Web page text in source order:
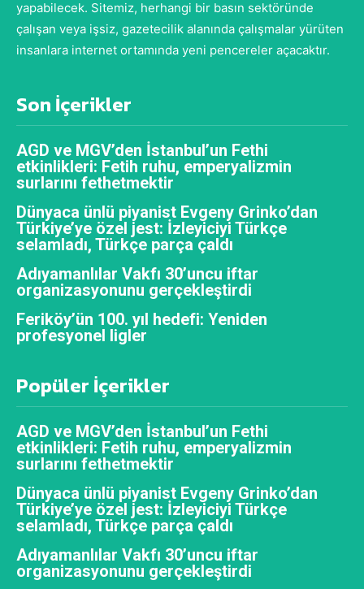
yapabilecek. Sitemiz, herhangi bir basın sektöründe
çalışan veya işsiz, gazetecilik alanında çalışmalar yürüten
insanlara internet ortamında yeni pencereler açacaktır.
Son İçerikler
AGD ve MGV’den İstanbul’un Fethi
etkinlikleri: Fetih ruhu, emperyalizmin
surlarını fethetmektir
Dünyaca ünlü piyanist Evgeny Grinko’dan
Türkiye’ye özel jest: İzleyiciyi Türkçe
selamladı, Türkçe parça çaldı
Adıyamanlılar Vakfı 30’uncu iftar
organizasyonunu gerçekleştirdi
Feriköy’ün 100. yıl hedefi: Yeniden
profesyonel ligler
Popüler İçerikler
AGD ve MGV’den İstanbul’un Fethi
etkinlikleri: Fetih ruhu, emperyalizmin
surlarını fethetmektir
Dünyaca ünlü piyanist Evgeny Grinko’dan
Türkiye’ye özel jest: İzleyiciyi Türkçe
selamladı, Türkçe parça çaldı
Adıyamanlılar Vakfı 30’uncu iftar
organizasyonunu gerçekleştirdi